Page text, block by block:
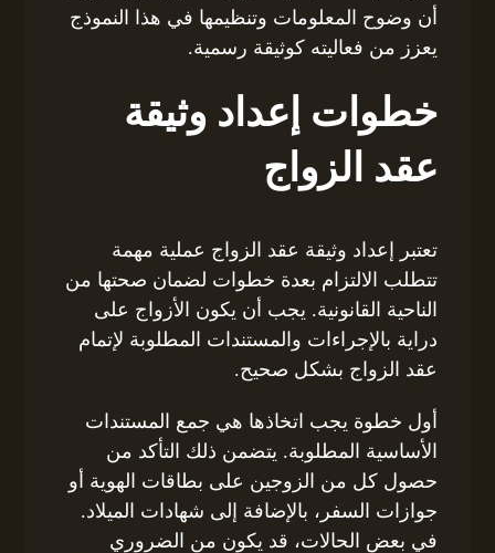
أن وضوح المعلومات وتنظيمها في هذا النموذج
يعزز من فعاليته كوثيقة رسمية.
خطوات إعداد وثيقة
عقد الزواج
تعتبر إعداد وثيقة عقد الزواج عملية مهمة
تتطلب الالتزام بعدة خطوات لضمان صحتها من
الناحية القانونية. يجب أن يكون الأزواج على
دراية بالإجراءات والمستندات المطلوبة لإتمام
عقد الزواج بشكل صحيح.
أول خطوة يجب اتخاذها هي جمع المستندات
الأساسية المطلوبة. يتضمن ذلك التأكد من
حصول كل من الزوجين على بطاقات الهوية أو
جوازات السفر، بالإضافة إلى شهادات الميلاد.
في بعض الحالات، قد يكون من الضروري